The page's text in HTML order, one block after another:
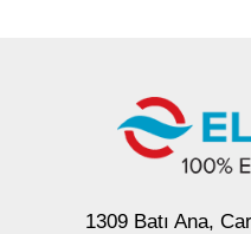
1309 Batı Ana,